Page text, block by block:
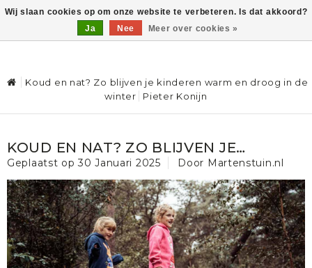
0
Koud en nat? Zo blijven je kinderen warm en droog in de
winter
Pieter Konijn
KOUD EN NAT? ZO BLIJVEN JE
KINDEREN WARM EN DROOG IN DE
WINTER
Geplaatst op30 Januari 2025 Door Martenstuin.nl
Wij slaan cookies op om onze website te verbeteren. Is dat akkoord?
Ja
Nee Meer over cookies »